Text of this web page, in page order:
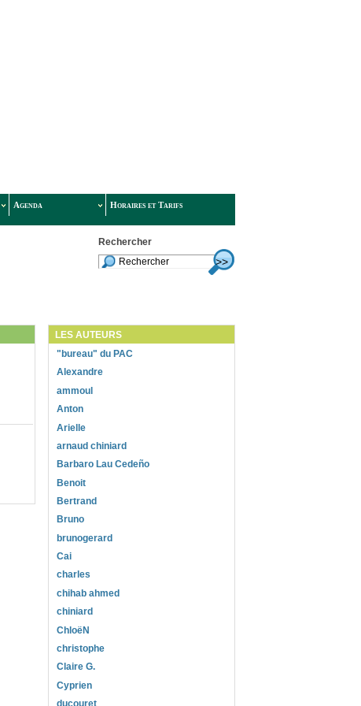
Agenda Horaires et Tarifs
Rechercher
LES AUTEURS
"bureau" du PAC
Alexandre
ammoul
Anton
Arielle
arnaud chiniard
Barbaro Lau Cedeño
Benoit
Bertrand
Bruno
brunogerard
Cai
charles
chihab ahmed
chiniard
ChloëN
christophe
Claire G.
Cyprien
ducouret